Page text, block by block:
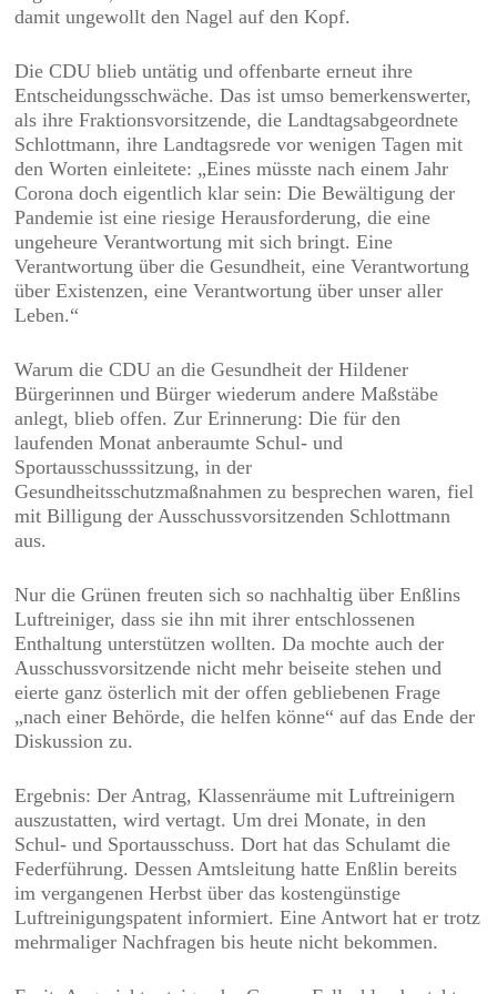
damit ungewollt den Nagel auf den Kopf.
Die CDU blieb untätig und offenbarte erneut ihre
Entscheidungsschwäche. Das ist umso bemerkenswerter,
als ihre Fraktionsvorsitzende, die Landtagsabgeordnete
Schlottmann, ihre Landtagsrede vor wenigen Tagen mit
den Worten einleitete: „Eines müsste nach einem Jahr
Corona doch eigentlich klar sein: Die Bewältigung der
Pandemie ist eine riesige Herausforderung, die eine
ungeheure Verantwortung mit sich bringt. Eine
Verantwortung über die Gesundheit, eine Verantwortung
über Existenzen, eine Verantwortung über unser aller
Leben.“
Warum die CDU an die Gesundheit der Hildener
Bürgerinnen und Bürger wiederum andere Maßstäbe
anlegt, blieb offen. Zur Erinnerung: Die für den
laufenden Monat anberaumte Schul- und
Sportausschusssitzung, in der
Gesundheitsschutzmaßnahmen zu besprechen waren, fiel
mit Billigung der Ausschussvorsitzenden Schlottmann
aus.
Nur die Grünen freuten sich so nachhaltig über Enßlins
Luftreiniger, dass sie ihn mit ihrer entschlossenen
Enthaltung unterstützen wollten. Da mochte auch der
Ausschussvorsitzende nicht mehr beiseite stehen und
eierte ganz österlich mit der offen gebliebenen Frage
„nach einer Behörde, die helfen könne“ auf das Ende der
Diskussion zu.
Ergebnis: Der Antrag, Klassenräume mit Luftreinigern
auszustatten, wird vertagt. Um drei Monate, in den
Schul- und Sportausschuss. Dort hat das Schulamt die
Federführung. Dessen Amtsleitung hatte Enßlin bereits
im vergangenen Herbst über das kostengünstige
Luftreinigungspatent informiert. Eine Antwort hat er trotz
mehrmaliger Nachfragen bis heute nicht bekommen.